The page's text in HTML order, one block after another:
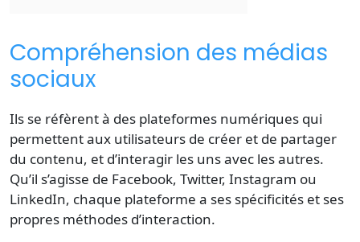
Compréhension des médias
sociaux
Ils se réfèrent à des plateformes numériques qui
permettent aux utilisateurs de créer et de partager
du contenu, et d’interagir les uns avec les autres.
Qu’il s’agisse de Facebook, Twitter, Instagram ou
LinkedIn, chaque plateforme a ses spécificités et ses
propres méthodes d’interaction.